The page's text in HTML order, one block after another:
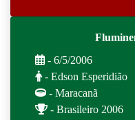
- 6/5/2006
- Edson Esperidião
- Maracanã
- Brasileiro 2006